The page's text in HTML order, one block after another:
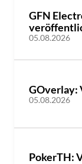
GFN
05.08.2026
GOverlay:
05.08.2026
PokerTH: